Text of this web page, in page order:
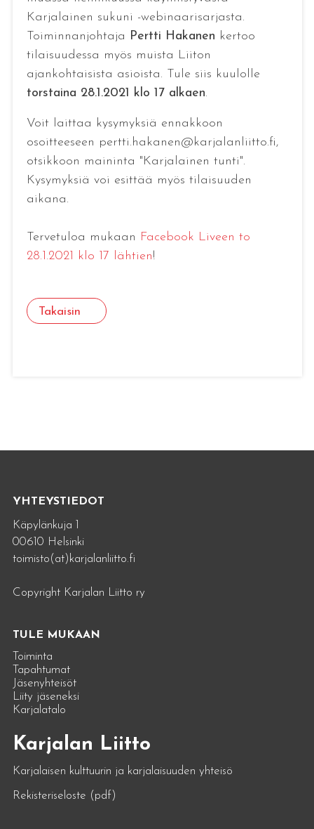
Karjalainen sukuni -webinaarisarjasta.
Toiminnanjohtaja Pertti Hakanen kertoo
tilaisuudessa myös muista Liiton
ajankohtaisista asioista. Tule siis kuulolle
torstaina 28.1.2021 klo 17 alkaen.
Voit laittaa kysymyksiä ennakkoon
osoitteeseen pertti.hakanen@karjalanliitto.fi,
otsikkoon maininta "Karjalainen tunti".
Kysymyksiä voi esittää myös tilaisuuden
aikana.
Tervetuloa mukaan Facebook Liveen to
28.1.2021 klo 17 lähtien!
Takaisin
YHTEYSTIEDOT
Käpylänkuja 1
00610 Helsinki
toimisto(at)karjalanliitto.fi
Copyright Karjalan Liitto ry
TULE MUKAAN
Toiminta
Tapahtumat
Jäsenyhteisöt
Liity jäseneksi
Karjalatalo
Karjalan Liitto
Karjalaisen kulttuurin ja karjalaisuuden yhteisö
Rekisteriseloste (pdf)